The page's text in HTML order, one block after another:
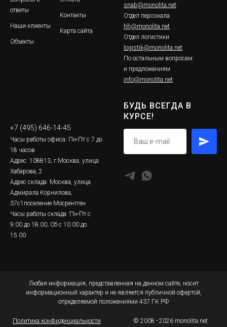
ответы
Наши клиенты
Объекты
Контакты
Карта сайта
snab@monolita.net
Отдел персонала
hh@monolita.net
Отдел логистики
logistik@monolita.net
По остальным вопросам
и предложениям
info@monolita.net
+7 (495) 646-14-45
Часы работы офиса: Пн-Пт с 7 до
18 часов
Адрес: 108813, г.Москва, улица
Хабарова, 2
Адрес склада: Москва, улица
Адмирала Корнилова,
37с1поселение Мосрентген
Часы работы склада: Пн-Пт с
9.00 до 18.00, Сб с 10.00 до
15.00
БУДЬ ВСЕГДА В
КУРСЕ!
Любая информация, представленная на данном сайте, носит
информационный характер и не является публичной офертой,
определяемой положениями 437 ГК РФ
Политика конфиденциальности © 2008 - 2026 monolita.net